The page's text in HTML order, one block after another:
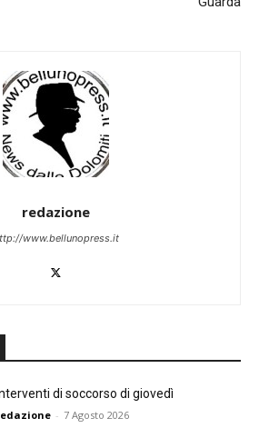
redazione
www.bellunopress.it
di soccorso di giovedì
- 7 Agosto 2026